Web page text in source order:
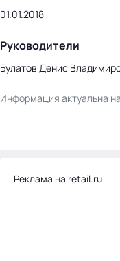
01.01.2018
Руководители
Булатов Денис
Информация актуальна
Реклама на retail.ru